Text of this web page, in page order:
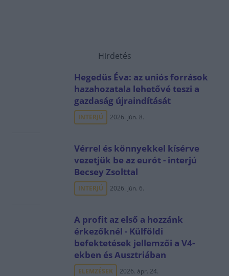
Hirdetés
Hegedüs Éva: az uniós források
hazahozatala lehetővé teszi a
gazdaság újraindítását
INTERJÚ 2026. jún. 8.
Vérrel és könnyekkel kísérve
vezetjük be az eurót - interjú
Becsey Zsolttal
INTERJÚ 2026. jún. 6.
A profit az első a hozzánk
érkezőknél - Külföldi
befektetések jellemzői a V4-
ekben és Ausztriában
ELEMZÉSEK 2026. ápr. 24.